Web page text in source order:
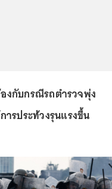
งกับกรณีรถตำรวจพุ่ง
รประท้วงรุนแรงขึ้น